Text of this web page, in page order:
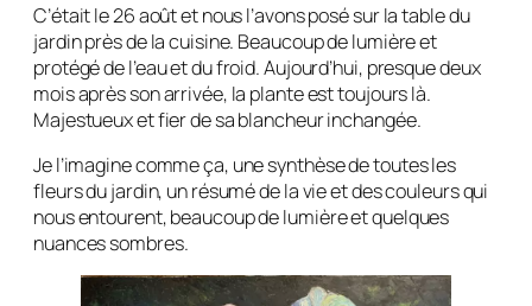
C’était le 26 août et nous l’avons posé sur la table du
jardin près de la cuisine. Beaucoup de lumière et
protégé de l’eau et du froid. Aujourd’hui, presque deux
mois après son arrivée, la plante est toujours là.
Majestueux et fier de sa blancheur inchangée.
Je l’imagine comme ça, une synthèse de toutes les
fleurs du jardin, un résumé de la vie et des couleurs qui
nous entourent, beaucoup de lumière et quelques
nuances sombres.